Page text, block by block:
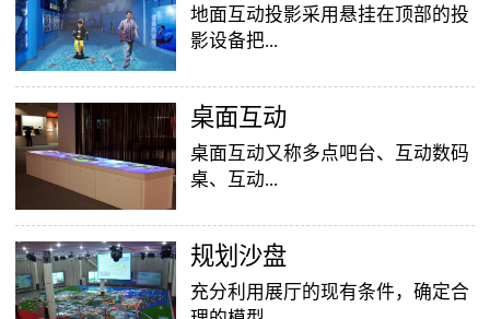
地面互动投影采用悬挂在顶部的投
影设备把...
影像效果投射到地面，当参访着走
至投影区域时，通过系统识别，参
访者可以直接使用双脚或动作与投
效果就会随着你的脚步产生相应的
变幻。地面互动投影系统是集虚拟
互动投影项目，包括水波纹、翻
桌面互动
桌面互动又称多点吧台、互动数码
桌、互动...
投影桌面，让普通的吧台（桌面）
变成一个多媒体互动娱乐游戏消费
平台，图文并茂，形式新颖，令桌
​规划沙盘
充分利用展厅的现有条件，确定合